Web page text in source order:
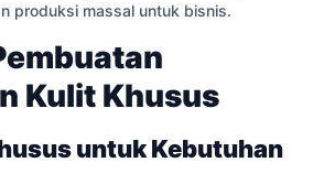
produksi massal untuk bisnis.
Kulit Khusus
untuk Kebutuhan